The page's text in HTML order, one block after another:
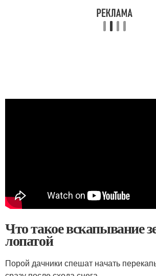
Что такое вскапывание
лопатой
Порой дачники спешат начать